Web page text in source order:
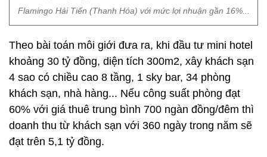
Flamingo Hải Tiến (Thanh Hóa) với mức lợi nhuận gần 16%...
Theo bài toán môi giới đưa ra, khi đầu tư mini hotel
khoảng 30 tỷ đồng, diện tích 300m2, xây khách sạn
4 sao có chiều cao 8 tầng, 1 sky bar, 34 phòng
khách sạn, nhà hàng... Nếu công suất phòng đạt
60% với giá thuê trung bình 700 ngàn đồng/đêm thì
doanh thu từ khách sạn với 360 ngày trong năm sẽ
đạt trên 5,1 tỷ đồng.